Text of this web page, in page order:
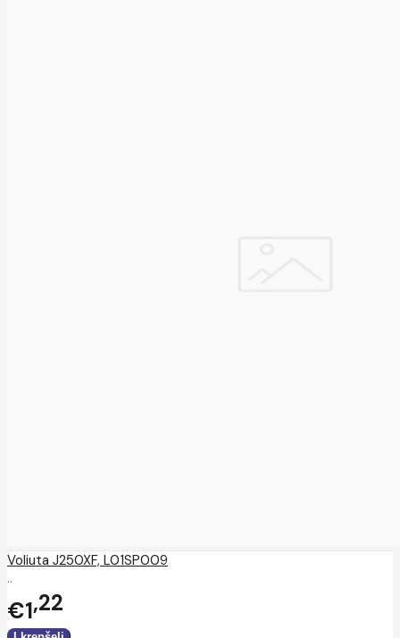
Voliuta J250XF, L01SP009
..
€1 22